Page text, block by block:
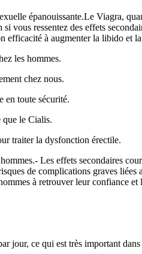
épanouissante.Le Viagra,
vous ressentez des effets
à augmenter la libido
les hommes.
chez nous.
en toute sécurité.
que le Cialis.
traiter la dysfonction érectile.
Les effets secondaires
de complications graves
à retrouver leur confiance
jour, ce qui est très important